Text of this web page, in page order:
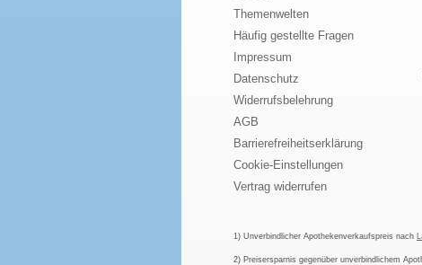
Themenwelten
Häufig gestellte Fragen
Impressum
Datenschutz
Widerrufsbelehrung
AGB
Barrierefreiheitserklärung
Cookie-Einstellungen
Vertrag widerrufen
1) Unverbindlicher Apothekenverkaufspreis nach
2) Preisersparnis gegenüber unverbindlichem